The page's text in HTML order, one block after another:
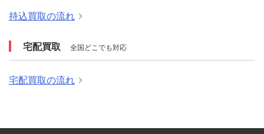
持込買取の流れ
宅配買取 全国どこでも対応
宅配買取の流れ